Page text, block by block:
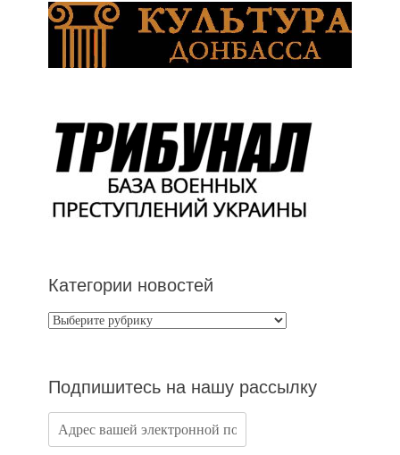
Категории новостей
Категории
Подпишитесь на нашу рассылку